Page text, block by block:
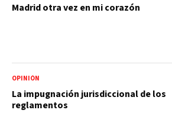
Madrid otra vez en mi corazón
OPINIÓN
La impugnación jurisdiccional de los
reglamentos